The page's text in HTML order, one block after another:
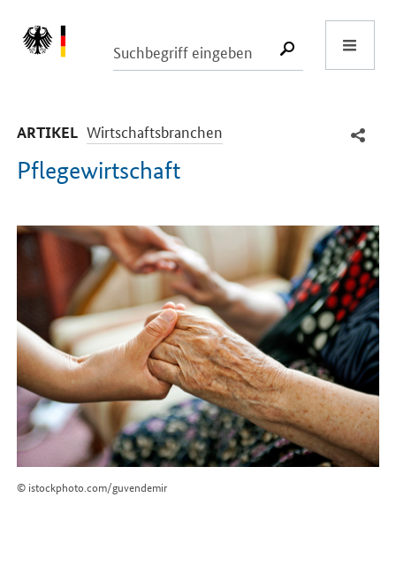
SUCHE
ARTIKEL -
Wirtschaftsbranchen
Pflegewirtschaft
© istockphoto.com/guvendemir